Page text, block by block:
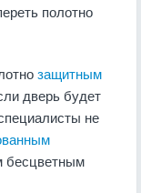
полотно
защитным
дверь будет
не
бесцветным